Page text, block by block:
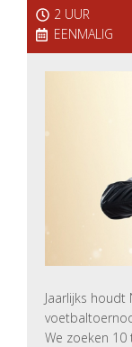
2 UUR
EENMALIG
Jaarlijks
We zoeken